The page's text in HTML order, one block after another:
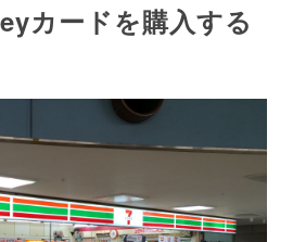
カードを購入する